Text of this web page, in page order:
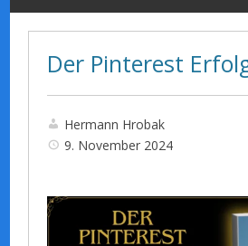
Der Pinterest
Hermann Hrobak
9. November 2024